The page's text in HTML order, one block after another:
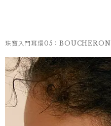
珠寶入門耳環05：BOUCHERON